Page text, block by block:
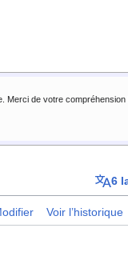
Merci de votre compréhension
6
Voir l’historique